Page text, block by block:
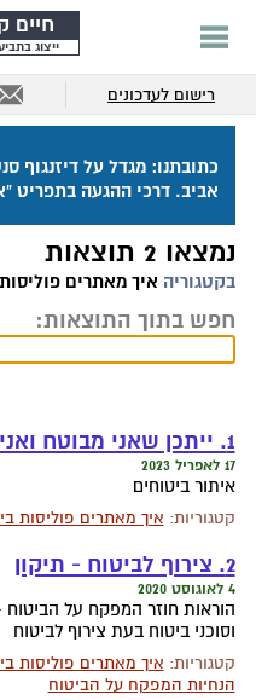
חיים
ייצוג
רישום לעדכונים
אביב. דרכי ההגעה בתפריט
נמצאו 2 תוצאות
בקטגוריה איך מאתרים
חפש בתוך התוצאות:
1. ייתכן שאני מבוטח ואני לא יודע?
17 לאפריל 2023
איתור ביטוחים
קטגוריות: איך מאתרים פוליסות
2. צירוף לביטוח - תיקון
4 לאוגוסט 2020
הוראות חוזר המפקח על
וסוכני ביטוח בעת צירוף לביטוח
קטגוריות: איך מאתרים פוליסות
הנחיות המפקח על הביטוח